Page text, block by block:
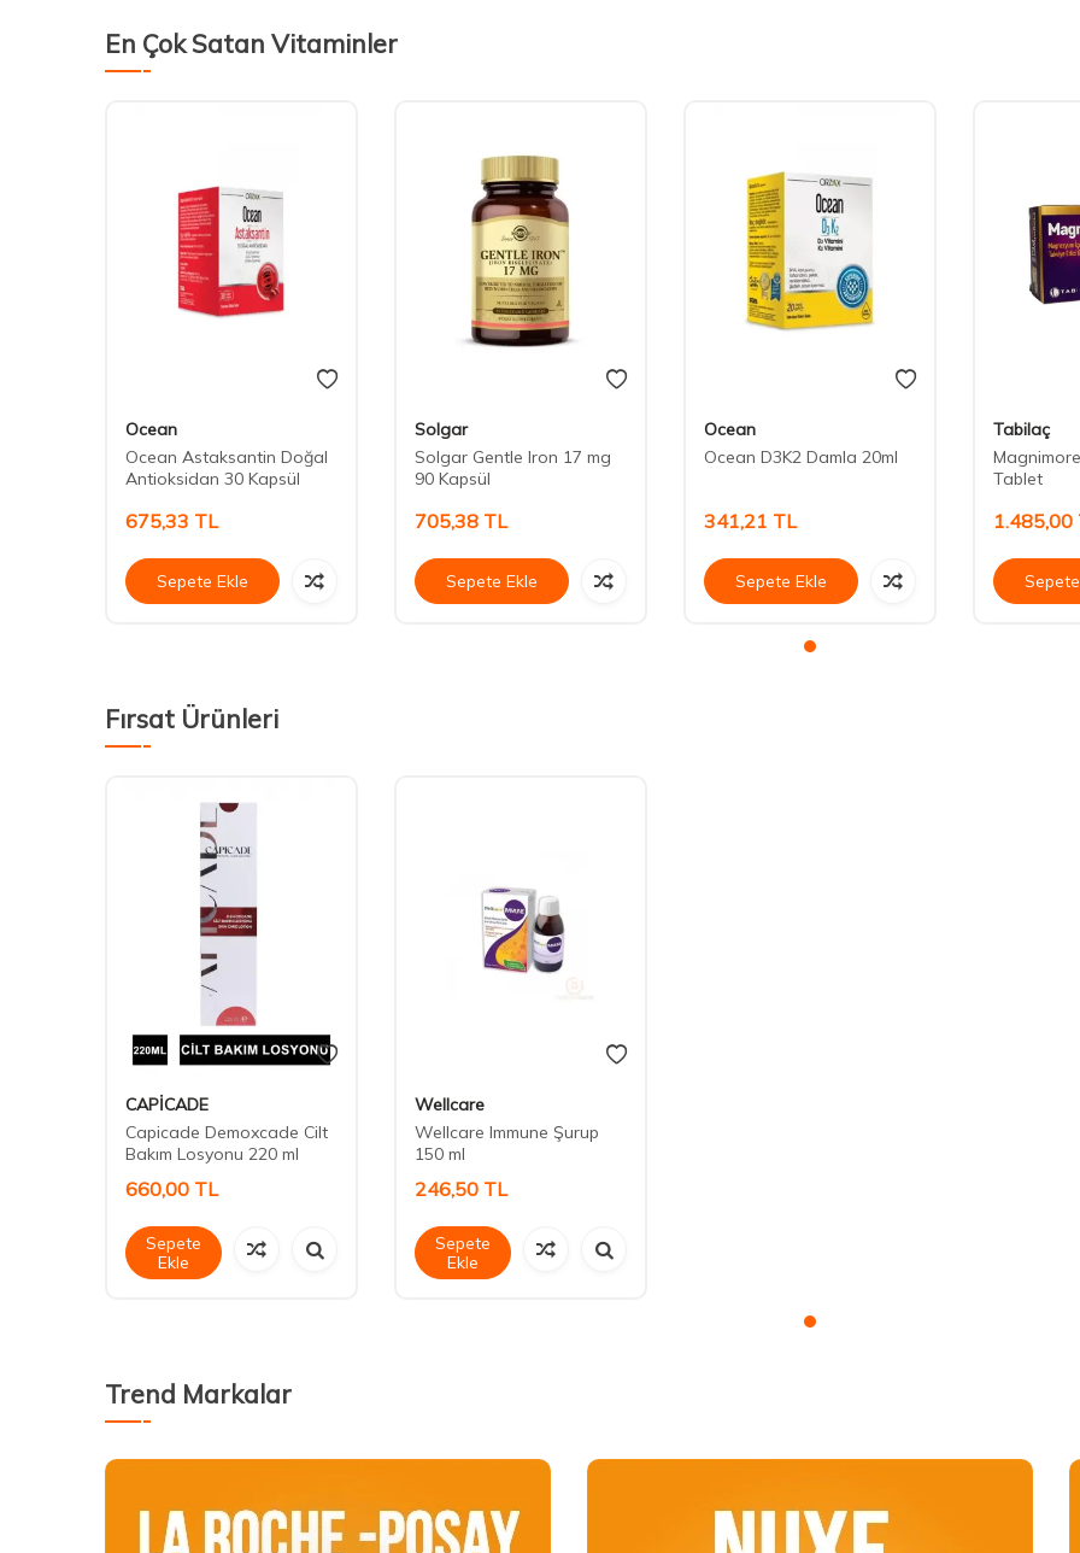
En Çok Satan Vitaminler
Ocean
Ocean Astaksantin Doğal
Antioksidan 30 Kapsül
675,33 TL
Sepete Ekle
Solgar
Solgar Gentle Iron 17 mg
90 Kapsül
705,38 TL
Sepete Ekle
Ocean
Ocean D3K2 Damla 20ml
341,21 TL
Sepete Ekle
Tabilaç
Tablet
1.485,00
Fırsat Ürünleri
CAPİCADE
Capicade Demoxcade Cilt
Bakım Losyonu 220 ml
660,00 TL
Sepete
Ekle
Wellcare
Wellcare Immune Şurup
150 ml
246,50 TL
Sepete
Ekle
Trend Markalar